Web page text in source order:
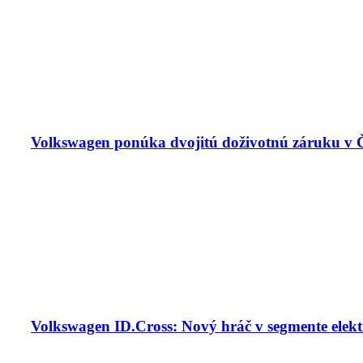
Volkswagen ponúka dvojitú doživotnú záruku v
Volkswagen ID.Cross: Nový hráč v segmente